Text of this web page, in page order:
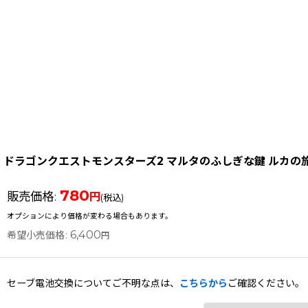
ドラゴンクエストモンスターズ2 マルタのふしぎな鍵 ルカの
販売価格: 780 円 (税込)
オプションにより価格が変わる場合もあります。
希望小売価格: 6,400 円
セーブ電池交換についてご不明な点は、 こちらから ご確認ください。